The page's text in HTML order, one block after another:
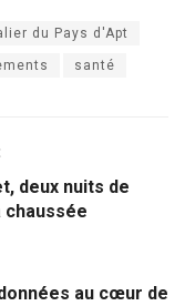
du Pays d'Apt
santé
deux nuits de
au cœur de